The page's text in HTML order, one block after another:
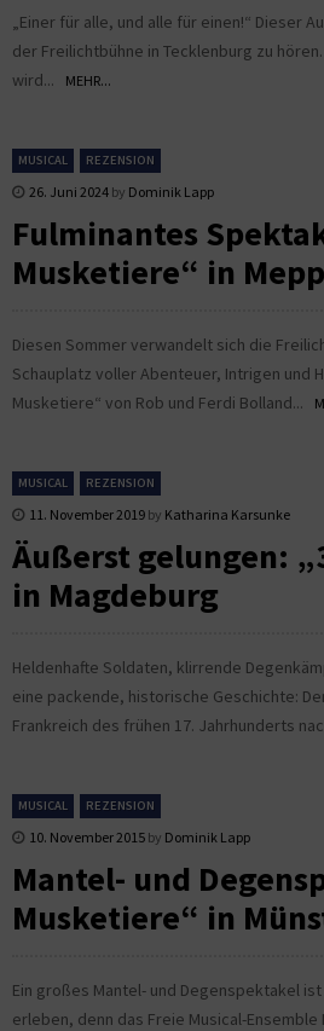
„Einer für alle, und alle für einen!“ Dieser
der Freilichtbühne in Tecklenburg zu
wird...
MEHR...
MUSICAL REZENSION
26. Juni 2024 by Dominik Lapp
Fulminantes
Musketiere“ in
Diesen Sommer verwandelt sich die
Schauplatz voller Abenteuer, Intrigen und
Musketiere“ von Rob und Ferdi Bolland...
MUSICAL REZENSION
11. November 2019 by Katharina Karsunke
Äußerst gelungen:
in Magdeburg
Heldenhafte Soldaten, klirrende
eine packende, historische Geschichte:
Frankreich des frühen 17. Jahrhunderts
MUSICAL REZENSION
10. November 2015 by Dominik Lapp
Mantel- und
Musketiere“ in
Ein großes Mantel- und Degenspektakel
erleben, denn das Freie Musical-